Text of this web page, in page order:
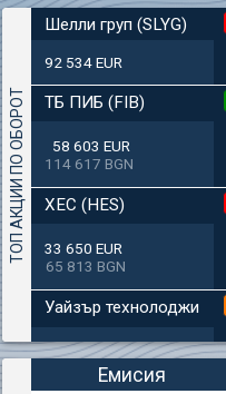
ТОП АКЦИИ ПО ОБОРОТ
Шелли груп (SLYG)
92 534 EUR
ТБ ПИБ (FIB)
58 603 EUR
114 617 BGN
ХЕС (HES)
33 650 EUR
65 813 BGN
Уайзър технолоджи
12 649 EUR
24 739 BGNЕмисия